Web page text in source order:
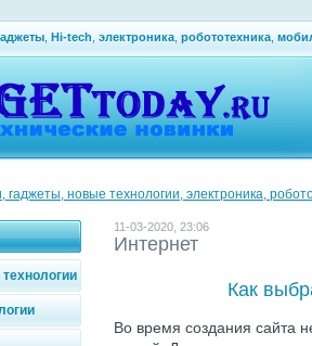
Hi-tech электроника робототехника
гаджеты, новые технологии, электроника,
11-03-2020, 23:06
Интернет
Как
Во время создания сайта